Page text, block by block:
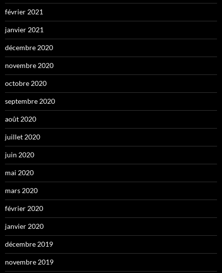
février 2021
janvier 2021
décembre 2020
novembre 2020
octobre 2020
septembre 2020
août 2020
juillet 2020
juin 2020
mai 2020
mars 2020
février 2020
janvier 2020
décembre 2019
novembre 2019